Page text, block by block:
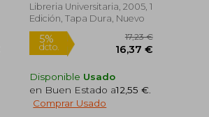
Libreria Universitaria, 2005, 1
Edición, Tapa Dura, Nuevo
Disponible Usado
en Buen Estado a12,55 €
Comprar Usado